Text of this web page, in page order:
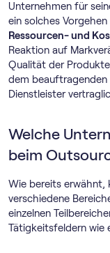
Unternehmen für
ein solches
Ressourcen- und
Reaktion auf
Qualität der
dem beauftragenden
Dienstleister
Welche
beim
Wie bereits erwähnt,
verschiedene
einzelnen
Tätigkeitsfeldern wie